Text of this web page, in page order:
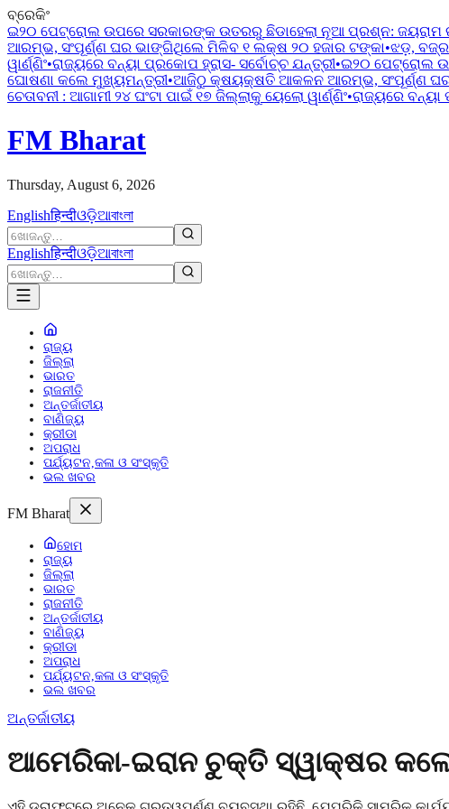
ବ୍ରେକିଂ
ଇ୨୦ ପେଟ୍ରୋଲ ଉପରେ ସରକାରଙ୍କ ଉତରରୁ ଛିଡାହେଲା ନୂଆ ପ୍ରଶ୍ନ: ଜୟରାମ
ଆରମ୍ଭ, ସଂପୂର୍ଣ୍ଣ ଘର ଭାଙ୍ଗିଥିଲେ ମିଳିବ ୧ ଲକ୍ଷ ୨୦ ହଜାର ଟଙ୍କା•ଝଡ଼,
ୱାର୍ଣ୍ଣିଂ•ରାଜ୍ୟରେ ବନ୍ୟା ପ୍ରକୋପ ହ୍ରାସ- ସର୍ବୋଚ୍ଚ ଯନ୍ତ୍ରୀ•ଇ୨୦ ପେଟ୍ରୋଲ
ଘୋଷଣା କଲେ ମୁଖ୍ୟମନ୍ତ୍ରୀ•ଆଜିଠୁ କ୍ଷୟକ୍ଷତି ଆକଳନ ଆରମ୍ଭ, ସଂପୂର୍ଣ୍ଣ
ଚେତାବନୀ : ଆଗାମୀ ୨୪ ଘଂଟା ପାଇଁ ୧୭ ଜିଲ୍ଲାକୁ ୟେଲୋ ୱାର୍ଣ୍ଣିଂ•ରାଜ୍ୟରେ ବନ୍ୟା
FM Bharat
Thursday, August 6, 2026
Englishहिन्दीଓଡ଼ିଆবাংলা
Englishहिन्दीଓଡ଼ିଆবাংলা
ରାଜ୍ୟ
ଜିଲ୍ଲା
ଭାରତ
ରାଜନୀତି
ଅନ୍ତର୍ଜାତୀୟ
ବାଣିଜ୍ୟ
କ୍ରୀଡା
ଅପରାଧ
ପର୍ଯ୍ୟଟନ,କଳା ଓ ସଂସ୍କୃତି
ଭଲ ଖବର
FM Bharat
ହୋମ
ରାଜ୍ୟ
ଜିଲ୍ଲା
ଭାରତ
ରାଜନୀତି
ଅନ୍ତର୍ଜାତୀୟ
ବାଣିଜ୍ୟ
କ୍ରୀଡା
ଅପରାଧ
ପର୍ଯ୍ୟଟନ,କଳା ଓ ସଂସ୍କୃତି
ଭଲ ଖବର
ଅନ୍ତର୍ଜାତୀୟ
ଆମେରିକା-ଇରାନ ଚୁକ୍ତି ସ୍ୱାକ୍ଷର